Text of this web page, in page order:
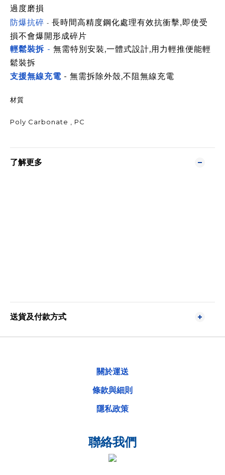
過度磨損
防爆抗碎 - 長時間高精度鋼化處理有效抗衝擊,即使受
損不會爆開形成碎片
輕鬆裝拆 - 無需特別安裝,一體式設計,用力輕推便能輕
鬆裝拆
支援無線充電 - 無需拆除外殼,不阻無線充電
材質
Poly Carbonate , PC
了解更多
送貨及付款方式
關於運送
條款與細則
隱私政策
聯絡我們